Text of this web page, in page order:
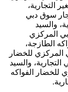
التجارية،
سوق دبي
والسيد
المركزي
الطازجة،
للخضار
والسيد
الفواكه